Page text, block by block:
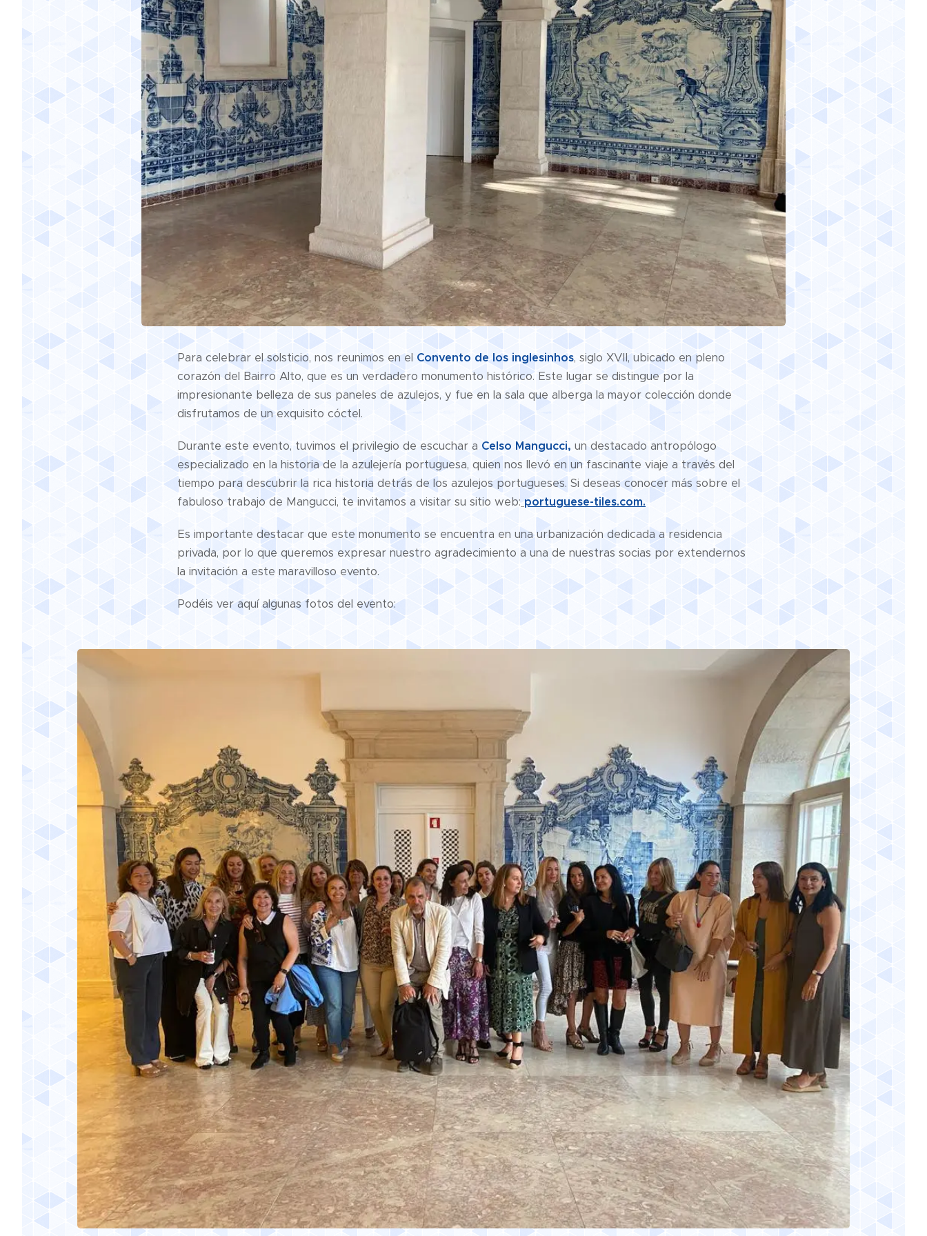
Para celebrar el solsticio, nos reunimos en el Convento de los inglesinhos, siglo XVII, ubicado en pleno
corazón del Bairro Alto, que es un verdadero monumento histórico. Este lugar se distingue por la
impresionante belleza de sus paneles de azulejos, y fue en la sala que alberga la mayor colección donde
disfrutamos de un exquisito cóctel.
Durante este evento, tuvimos el privilegio de escuchar a Celso Mangucci, un destacado antropólogo
especializado en la historia de la azulejería portuguesa, quien nos llevó en un fascinante viaje a través del
tiempo para descubrir la rica historia detrás de los azulejos portugueses. Si deseas conocer más sobre el
fabuloso trabajo de Mangucci, te invitamos a visitar su sitio web: portuguese-tiles.com.
Es importante destacar que este monumento se encuentra en una urbanización dedicada a residencia
privada, por lo que queremos expresar nuestro agradecimiento a una de nuestras socias por extendernos
la invitación a este maravilloso evento.
Podéis ver aquí algunas fotos del evento: